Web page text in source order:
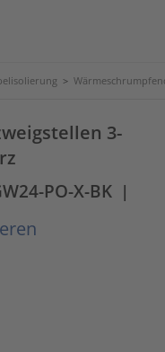
>
3-
PO-X-BK |